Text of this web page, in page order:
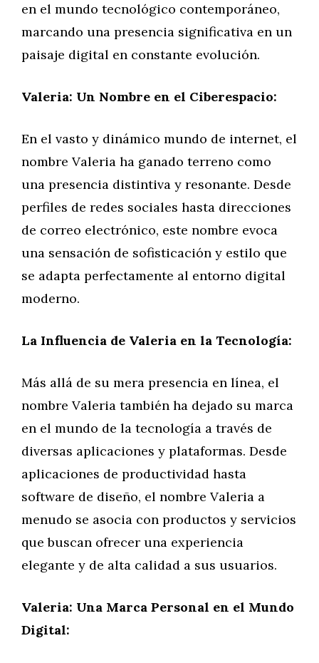
en el mundo tecnológico contemporáneo,
marcando una presencia significativa en un
paisaje digital en constante evolución.
Valeria: Un Nombre en el Ciberespacio:
En el vasto y dinámico mundo de internet, el
nombre Valeria ha ganado terreno como
una presencia distintiva y resonante. Desde
perfiles de redes sociales hasta direcciones
de correo electrónico, este nombre evoca
una sensación de sofisticación y estilo que
se adapta perfectamente al entorno digital
moderno.
La Influencia de Valeria en la Tecnología:
Más allá de su mera presencia en línea, el
nombre Valeria también ha dejado su marca
en el mundo de la tecnología a través de
diversas aplicaciones y plataformas. Desde
aplicaciones de productividad hasta
software de diseño, el nombre Valeria a
menudo se asocia con productos y servicios
que buscan ofrecer una experiencia
elegante y de alta calidad a sus usuarios.
Valeria: Una Marca Personal en el Mundo
Digital: